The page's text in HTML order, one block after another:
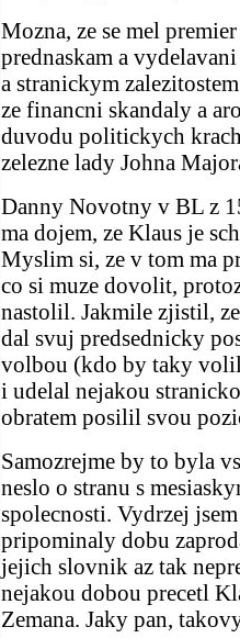
Mozna, ze se mel
prednaskam a
a stranickym
ze financni skandaly a
duvodu politickych
zelezne lady Johna
Danny Novotny v BL z
ma dojem, ze Klaus je
Myslim si, ze v tom ma
co si muze dovolit,
nastolil. Jakmile zjistil,
dal svuj predsednicky
volbou (kdo by taky
i udelal nejakou
obratem posilil svou
Samozrejme by to byla
neslo o stranu s
spolecnosti. Vydrzej
pripominaly dobu
jejich slovnik az tak
nejakou dobou precetl
Zemana. Jaky pan,